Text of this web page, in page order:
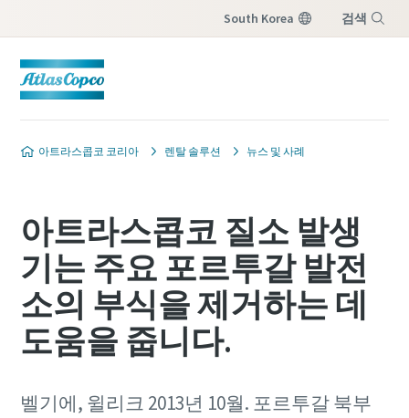
South Korea 검색
아트라스콥코 코리아 렌탈 솔루션 뉴스 및 사례
아트라스콥코 질소 발생
기는 주요 포르투갈 발전
소의 부식을 제거하는 데
도움을 줍니다.
벨기에, 윌리크 2013년 10월. 포르투갈 북부